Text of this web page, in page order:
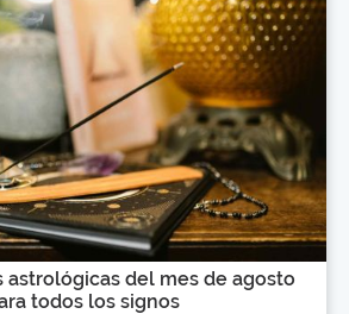
astrológicas del mes de agosto
todos los signos